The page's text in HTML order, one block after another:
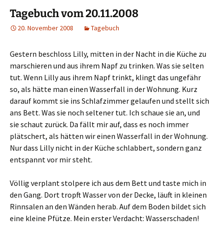
Tagebuch vom 20.11.2008
20. November 2008 Tagebuch
Gestern beschloss Lilly, mitten in der Nacht in die Küche zu
marschieren und aus ihrem Napf zu trinken. Was sie selten
tut. Wenn Lilly aus ihrem Napf trinkt, klingt das ungefähr
so, als hätte man einen Wasserfall in der Wohnung. Kurz
darauf kommt sie ins Schlafzimmer gelaufen und stellt sich
ans Bett. Was sie noch seltener tut. Ich schaue sie an, und
sie schaut zurück. Da fällt mir auf, dass es noch immer
plätschert, als hätten wir einen Wasserfall in der Wohnung.
Nur dass Lilly nicht in der Küche schlabbert, sondern ganz
entspannt vor mir steht.
Völlig verplant stolpere ich aus dem Bett und taste mich in
den Gang. Dort tropft Wasser von der Decke, läuft in kleinen
Rinnsalen an den Wänden herab. Auf dem Boden bildet sich
eine kleine Pfütze. Mein erster Verdacht: Wasserschaden!